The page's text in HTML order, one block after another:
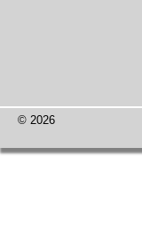
© 2026